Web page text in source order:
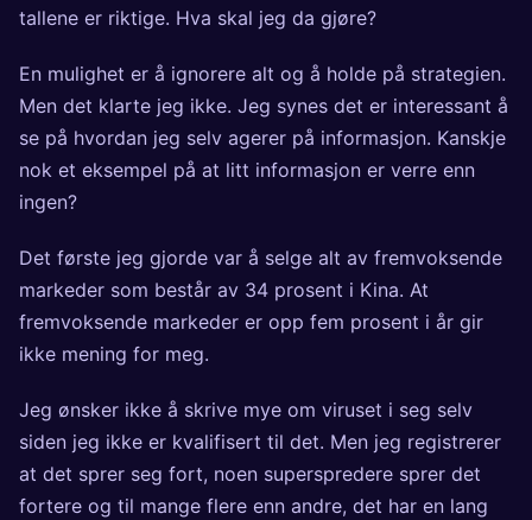
tallene er riktige. Hva skal jeg da gjøre?
En mulighet er å ignorere alt og å holde på strategien.
Men det klarte jeg ikke. Jeg synes det er interessant å
se på hvordan jeg selv agerer på informasjon. Kanskje
nok et eksempel på at litt informasjon er verre enn
ingen?
Det første jeg gjorde var å selge alt av fremvoksende
markeder som består av 34 prosent i Kina. At
fremvoksende markeder er opp fem prosent i år gir
ikke mening for meg.
Jeg ønsker ikke å skrive mye om viruset i seg selv
siden jeg ikke er kvalifisert til det. Men jeg registrerer
at det sprer seg fort, noen superspredere sprer det
fortere og til mange flere enn andre, det har en lang